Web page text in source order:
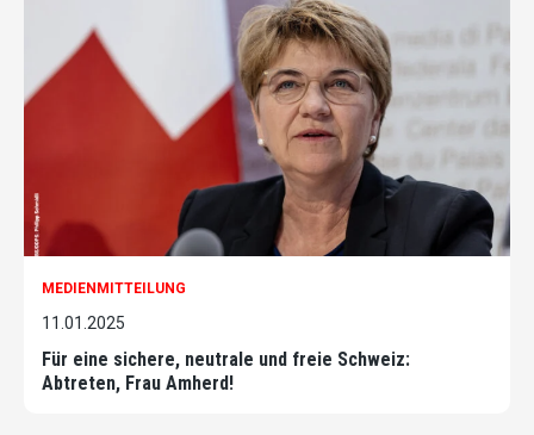
MEDIENMITTEILUNG
11.01.2025
Für eine sichere, neutrale und freie Schweiz:
Abtreten, Frau Amherd!